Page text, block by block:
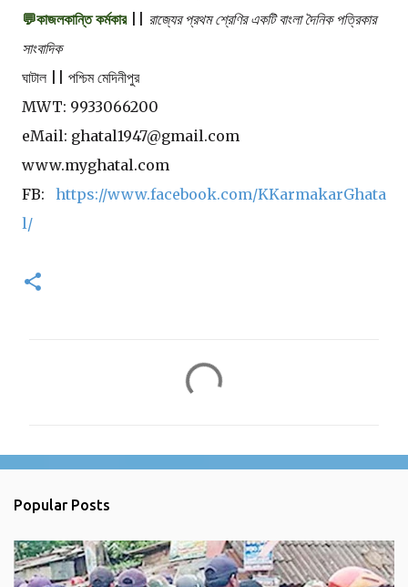
💬কাজলকান্তি কর্মকার
রাজ্যের প্রথম শ্রেণির একটি বাংলা দৈনিক পত্রিকার
সাংবাদিক
ঘাটাল || পশ্চিম মেদিনীপুর
MWT: 9933066200
eMail: ghatal1947@gmail.com
www.myghatal.com
FB:
https://www.facebook.com/KKarmakarGhata
l/
e
s
Popular Posts